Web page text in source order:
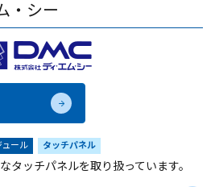
・シー
ュール タッチパネル
タッチパネルを取り扱っています。